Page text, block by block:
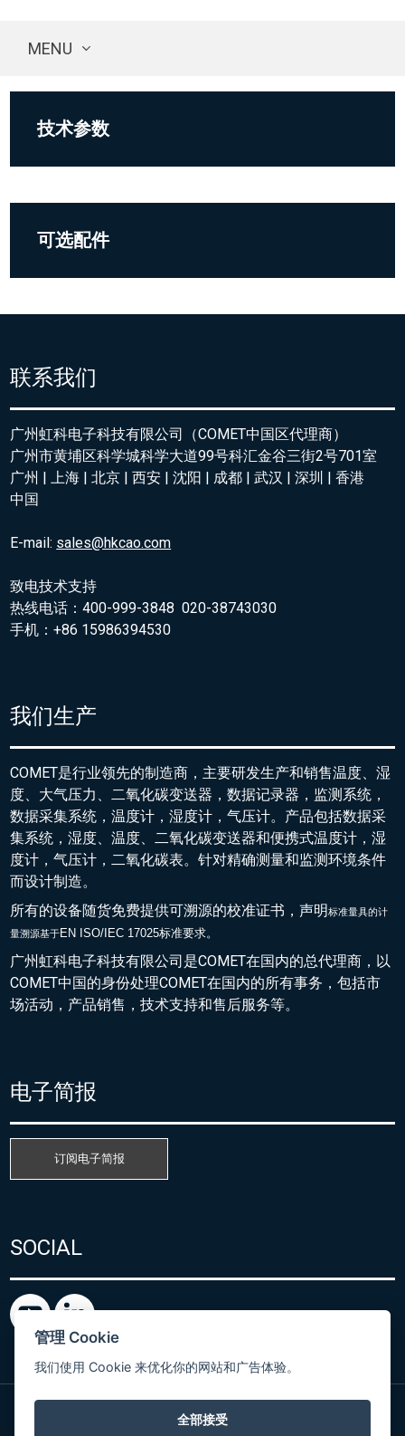
MENU
技术参数
可选配件
联系我们
广州虹科电子科技有限公司（COMET中国区代理商）
广州市黄埔区科学城科学大道99号科汇金谷三街2号701室
广州 | 上海 | 北京 | 西安 | 沈阳 | 成都 | 武汉 | 深圳 | 香港
中国
E-mail: sales@hkcao.com
致电技术支持
热线电话：400-999-3848 020-38743030
手机：+86 15986394530
我们生产
COMET是行业领先的制造商，主要研发生产和销售温度、湿
度、大气压力、二氧化碳变送器，数据记录器，监测系统，
数据采集系统，温度计，湿度计，气压计。产品包括数据采
集系统，湿度、温度、二氧化碳变送器和便携式温度计，湿
度计，气压计，二氧化碳表。针对精确测量和监测环境条件
而设计制造。
所有的设备随货免费提供可溯源的校准证书，声明标准量具的计
量溯源基于EN ISO/IEC 17025标准要求。
广州虹科电子科技有限公司是COMET在国内的总代理商，以
COMET中国的身份处理COMET在国内的所有事务，包括市
场活动，产品销售，技术支持和售后服务等。
电子简报
订阅电子简报
SOCIAL
管理 Cookie
我们使用 Cookie 来优化你的网站和广告体验。
全部接受